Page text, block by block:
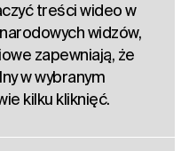
treści wideo w
widzów,
zapewniają, że
w wybranym
kilku kliknięć.